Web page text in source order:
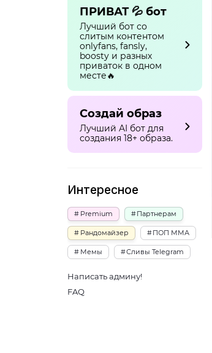
ПРИВАТ 💦 бот
Лучший бот со
слитым контентом
onlyfans, fansly,
boosty и разных
приваток в одном
месте🔥
Создай образ
Лучший AI бот для
создания 18+ образа.
Интересное
Premium Партнерам
Рандомайзер ПОП ММА
Мемы Сливы Telegram
Написать админу!
FAQ